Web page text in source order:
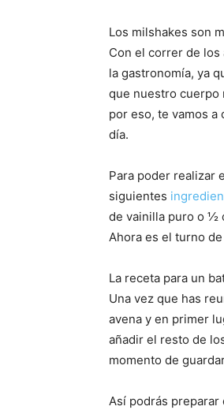
Los milshakes son
Con el correr de los
la gastronomía, ya
que nuestro cuerpo
por eso, te vamos
día.
Para poder realizar
siguientes
de vainilla puro o ½
Ahora es el turno
La receta para un
Una vez que has
avena y en primer
añadir el resto de
momento de
Así podrás preparar